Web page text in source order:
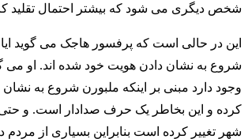
شخص دیگری می شود که بیشتر احتمال تقلید
این در حالی است که پرفسور هاجک می گوید
شروع به نشان دادن هویت خود شده اند. او می
وجود دارد مبنی بر اینکه ملبورن شروع به نشان
کرده و این بخاطر یک حرف صدادار است. و
شهر تغییر کرده است بنابراین بسیاری از مردم